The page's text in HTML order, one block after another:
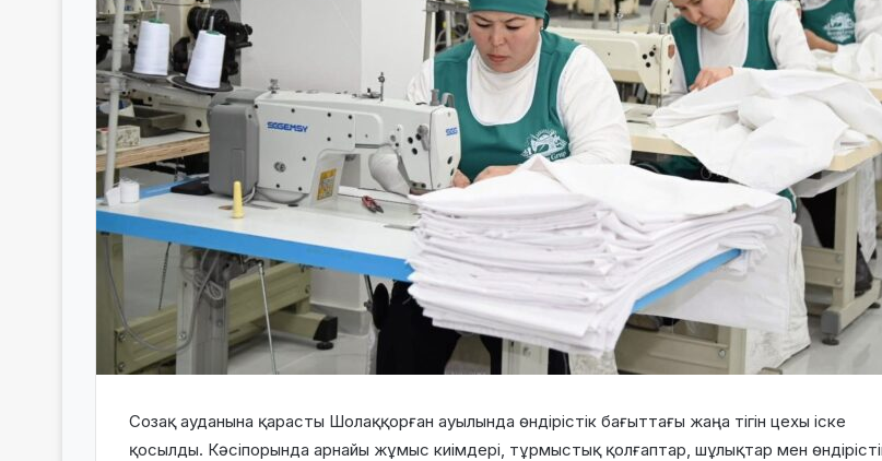
Созақ ауданына қарасты Шолаққорған ауылында өндірістік бағыттағы жаңа тігін цехы іске
қосылды. Кәсіпорында арнайы жұмыс киімдері, тұрмыстық қолғаптар, шұлықтар мен